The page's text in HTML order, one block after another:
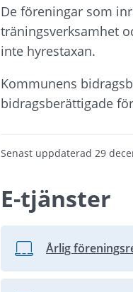
De föreningar som
träningsverksamhet
inte hyrestaxan.
Kommunens
bidragsberättigade
Senast uppdaterad 29
E-tjänster
Årlig
Länk till annan